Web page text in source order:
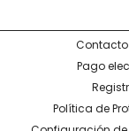
Contacto
Pago
Política de